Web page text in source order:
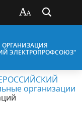
ЭЛЕКТРОПРОФСОЮЗ"
организации